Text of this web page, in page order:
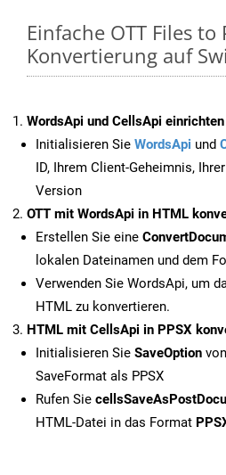
Einfache OTT Files to
Konvertierung auf
WordsApi und CellsApi einrichten
Initialisieren Sie WordsApi und
ID, Ihrem Client-Geheimnis,
Version
OTT mit WordsApi in HTML
Erstellen Sie eine
lokalen Dateinamen und dem
Verwenden Sie WordsApi, um
HTML zu konvertieren.
HTML mit CellsApi in PPSX
Initialisieren Sie SaveOption
SaveFormat als PPSX
Rufen Sie
HTML-Datei in das Format